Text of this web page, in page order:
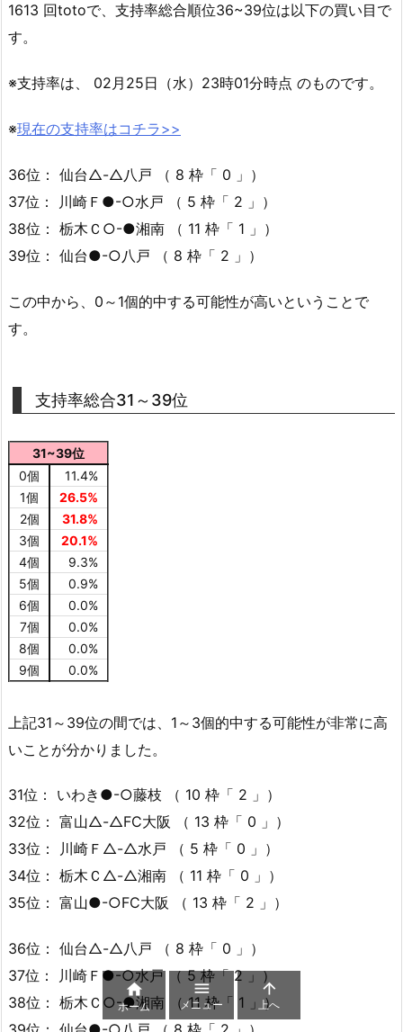
1613 回totoで、支持率総合順位36~39位は以下の買い目で
す。
※支持率は、 02月25日（水）23時01分時点 のものです。
※現在の支持率はコチラ>>
36位： 仙台△-△八戸 （ 8 枠「 0 」）
37位： 川崎Ｆ●-○水戸 （ 5 枠「 2 」）
38位： 栃木Ｃ○-●湘南 （ 11 枠「 1 」）
39位： 仙台●-○八戸 （ 8 枠「 2 」）
この中から、0～1個的中する可能性が高いということで
す。
支持率総合31～39位
31~39位
0個
11.4%
1個
26.5%
2個
31.8%
3個
20.1%
4個
9.3%
5個
0.9%
6個
0.0%
7個
0.0%
8個
0.0%
9個
0.0%
上記31～39位の間では、1～3個的中する可能性が非常に高
いことが分かりました。
31位： いわき●-○藤枝 （ 10 枠「 2 」）
32位： 富山△-△FC大阪 （ 13 枠「 0 」）
33位： 川崎Ｆ△-△水戸 （ 5 枠「 0 」）
34位： 栃木Ｃ△-△湘南 （ 11 枠「 0 」）
35位： 富山●-○FC大阪 （ 13 枠「 2 」）
36位： 仙台△-△八戸 （ 8 枠「 0 」）
37位： 川崎Ｆ●-○水戸 （ 5 枠「 2 」）
38位： 栃木Ｃ○-●湘南 （ 11 枠「 1 」）

ホーム

メニュー

上へ